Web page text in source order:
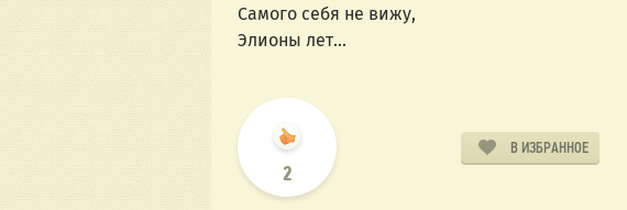
Самого себя не вижу,
Элионы лет...
2
В ИЗБРАННОЕ